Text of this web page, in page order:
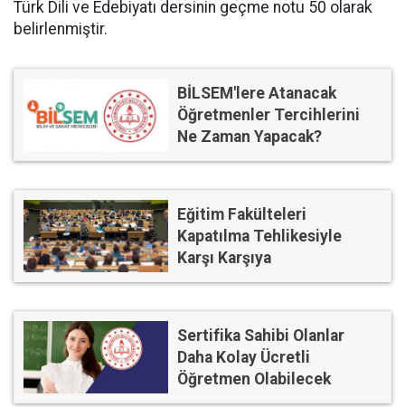
Türk Dili ve Edebiyatı dersinin geçme notu 50 olarak
belirlenmiştir.
BİLSEM'lere Atanacak
Öğretmenler Tercihlerini
Ne Zaman Yapacak?
Eğitim Fakülteleri
Kapatılma Tehlikesiyle
Karşı Karşıya
Sertifika Sahibi Olanlar
Daha Kolay Ücretli
Öğretmen Olabilecek